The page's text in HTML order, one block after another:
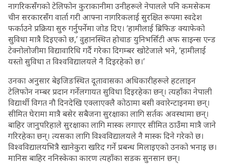
नागरिकसँंगको टेलिफोन कुराकानीमा उनीहरूले नेपालले पनि कमसेकम
चीन सरकारसँंग वार्ता गरी आफ्ना नागरिकलाई सुरक्षित रूपमा स्वदेश
फर्काउने प्रक्रिया सुरु गर्नुपर्नेमा जोड दिए। ‘हामीलाई ब्रिफिङ क्याफेको
सुविधा मात्रै दिइएको छ,’ वुहानस्थित होचाङ युनिभर्सिटी अफ साइन्स एन्ड
टेक्नोलोजीमा विद्यावारिधि गर्दै गरेका दिगम्बर खोटेजाले भने, ‘हामीलाई
यस्तो सुविधा त विश्वविद्यालयले नै दिइरहेको छ।’
उनका अनुसार बेइजिङस्थित दूतावासका अधिकारीहरूले हटलाइन
टेलिफोन नम्बर प्रदान गर्नेलगायत सुविधा दिइरहेका छन्। त्यहाँंका नेपाली
विद्यार्थी विगत नौ दिनदेखि एक्लाएक्लै कोठामा बसी क्वारेन्टाइनमा छन्।
सीमित घेरामा मात्रै बसेर सबैजना सुरक्षाका लागि सर्तक अवस्थामा छन्।
बाहिर जानुपरिहाले सुरक्षाका लागि मास्क लगाएर सीमित ठाउँंमा मात्रै जाने
गरिरहेका छन्। त्यसका लागि विश्वविद्यालयले नै मास्क दिने गरेको छ।
विश्वविद्यालयभित्रै खानेकुरा खरिद गर्ने प्रबन्ध मिलाइएको उनको भनाइ छ।
मानिस बाहिर ननिस्केका कारण त्यहाँका सडक सुनसान छन्।